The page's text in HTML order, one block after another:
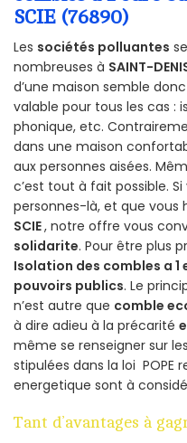
SCIE (76890)
Les sociétés polluantes
nombreuses à SAINT-
d’une maison semble
valable pour tous les cas :
phonique, etc.
dans une maison
aux personnes aisées.
c’est tout à fait possible.
personnes-là, et que vous
SCIE, notre offre vous
solidarite. Pour être plus
Isolation des combles a 1
pouvoirs publics. Le
n’est autre que comble
à dire adieu à la précarité
même se renseigner sur
stipulées dans la loi POPE
energetique sont à
Tant d’avantages à